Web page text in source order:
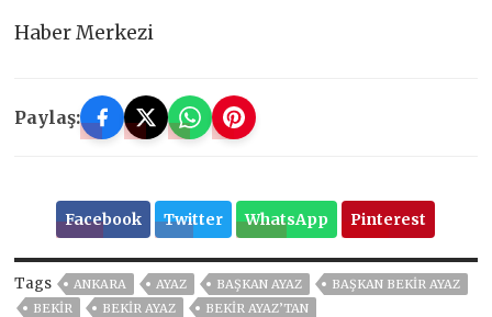
Haber Merkezi
Paylaş:
Facebook Twitter WhatsApp Pinterest
Tags ANKARA AYAZ BAŞKAN AYAZ
BAŞKAN BEKIR AYAZ
BEKIR
BEKİR AYAZ
BEKIR AYAZ’TAN